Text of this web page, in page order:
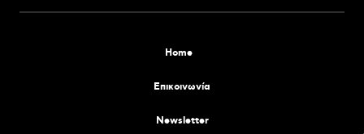
Home
Επικοινωνία
Newsletter